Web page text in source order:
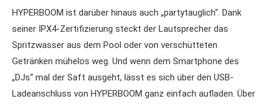
HYPERBOOM ist darüber hinaus auch „partytauglich“. Dank
seiner IPX4-Zertifizierung steckt der Lautsprecher das
Spritzwasser aus dem Pool oder von verschütteten
Getränken mühelos weg. Und wenn dem Smartphone des
„DJs“ mal der Saft ausgeht, lässt es sich über den USB-
Ladeanschluss von HYPERBOOM ganz einfach aufladen. Über